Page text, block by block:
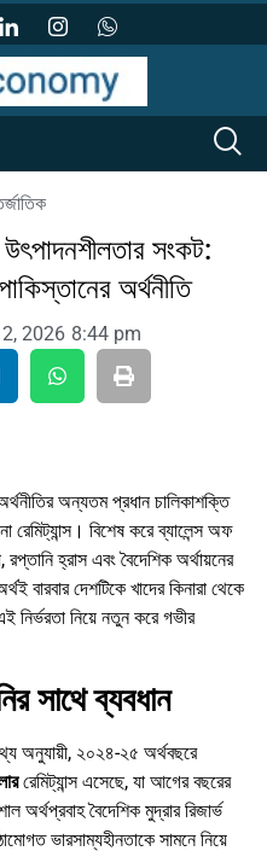
উৎপাদনশীলতার সংকট:
অর্থনীতি
2026 8:44 pm
অন্যতম প্রধান চালিকাশক্তি
রেমিট্যান্স। বিশেষ করে ব্যালেন্স অফ
রপ্তানি হ্রাস এবং বৈদেশিক অর্থায়নের
বারবার দেশটিকে খাদের কিনারা থেকে
নির্ভরতা নিয়ে নতুন করে গভীর
সাথে ব্যবধান
অনুযায়ী, ২০২৪-২৫ অর্থবছরে
রেমিট্যান্স এসেছে, যা আগের বছরের
অর্থপ্রবাহ বৈদেশিক মুদ্রার রিজার্ভ
ভারসাম্যহীনতাকে সামনে নিয়ে